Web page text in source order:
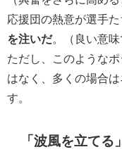
応援団の熱意が選手
を注いだ。（良い意味
ただし、このような
はなく、多くの場合
す。
「波風を立て